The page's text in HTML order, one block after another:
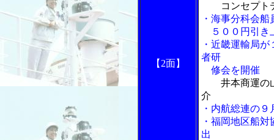
【2面】
コンセプト
・海事分科会
５００円引き
・近畿運輸局
者研
修会を開催
井本商運の
介
・内航総連の
・福岡地区船
出